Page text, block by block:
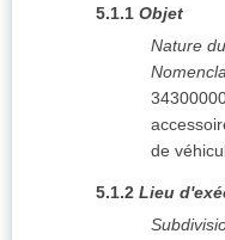
5.1.1 Objet
Nature
de
5.1.2 Lieu